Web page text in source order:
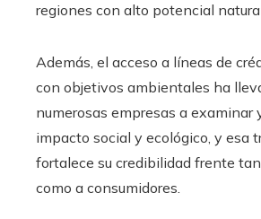
regiones con alto potencial
Además, el acceso a líneas de
con objetivos ambientales ha
numerosas empresas a examinar
impacto social y ecológico, y esa
fortalece su credibilidad frente
como a consumidores.